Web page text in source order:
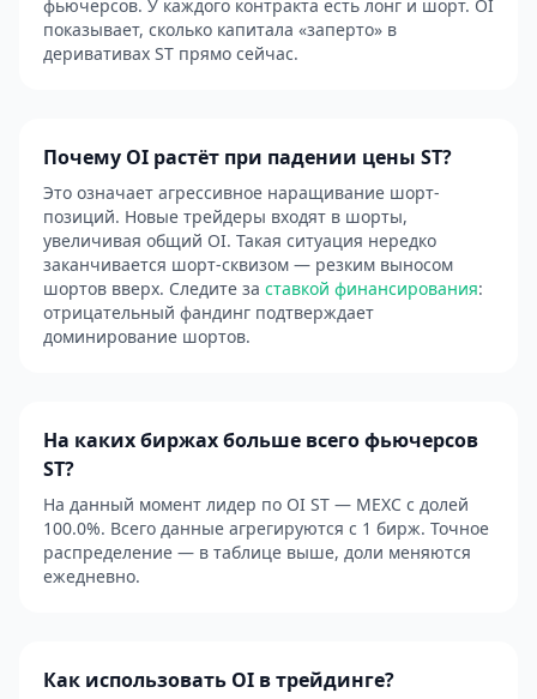
фьючерсов. У каждого контракта есть лонг и шорт. OI
показывает, сколько капитала «заперто» в
деривативах ST прямо сейчас.
Почему OI растёт при падении цены ST?
Это означает агрессивное наращивание шорт-
позиций. Новые трейдеры входят в шорты,
увеличивая общий OI. Такая ситуация нередко
заканчивается шорт-сквизом — резким выносом
шортов вверх. Следите за ставкой финансирования:
отрицательный фандинг подтверждает
доминирование шортов.
На каких биржах больше всего фьючерсов
ST?
На данный момент лидер по OI ST — MEXC с долей
100.0%. Всего данные агрегируются с 1 бирж. Точное
распределение — в таблице выше, доли меняются
ежедневно.
Как использовать OI в трейдинге?